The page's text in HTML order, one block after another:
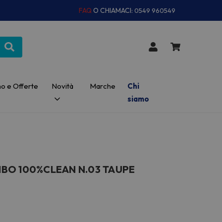
FAQ O CHIAMACI: 0549 960549
e Offerte Novità Marche
Chi
siamo
100%CLEAN N.03 TAUPE